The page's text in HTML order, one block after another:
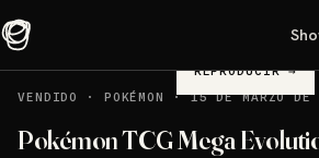
REPRODUCIR→
VENDIDO
· POKÉMON ·15 DE MARZO DE
Pokémon TCG Mega